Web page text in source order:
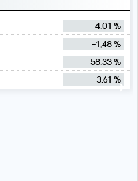
4.01 %
-1.48 %
58.33 %
3.61 %